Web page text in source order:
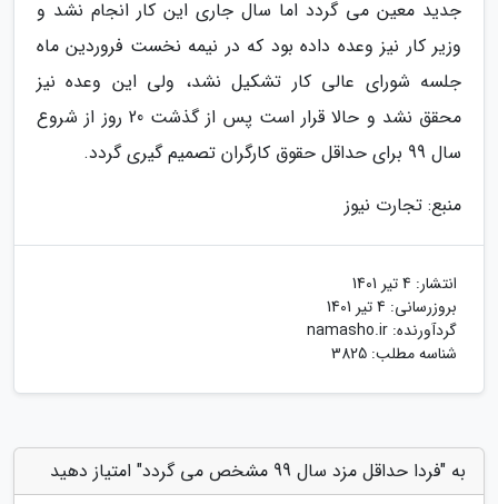
جدید معین می گردد اما سال جاری این کار انجام نشد و
وزیر کار نیز وعده داده بود که در نیمه نخست فروردین ماه
جلسه شورای عالی کار تشکیل نشد، ولی این وعده نیز
محقق نشد و حالا قرار است پس از گذشت 20 روز از شروع
سال 99 برای حداقل حقوق کارگران تصمیم گیری گردد.
منبع: تجارت نیوز
انتشار: 4 تیر 1401
بروزرسانی: 4 تیر 1401
گردآورنده: namasho.ir
شناسه مطلب: 3825
به "فردا حداقل مزد سال 99 مشخص می گردد" امتیاز دهید